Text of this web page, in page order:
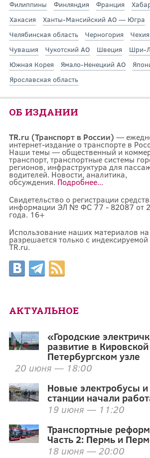
Филиппины
Финляндия Франция
Хакасия
Ханты-Мансийский АО — Югра
Челябинская область
Черногория Чехия
Чувашия
Чукотский АО Швеция Шри-
Южная Корея
Ямало-Ненецкий АО
Ярославская область
ОБ ИЗДАНИИ
TR.ru (Транспорт в России) —
интернет-издание о транспорте в
Наши темы — общественный и
транспорт, транспортные системы
регионов, инфраструктура для
водителей. Новости, аналитика,
обсуждения. Подробнее...
Свидетельство о регистрации
информации ЭЛ № ФС 77 - 82087 от 2
года. 16+
Использование наших материалов на
разрешается только с
TR.ru.
АКТУАЛЬНОЕ
«Городские
развитие в
Петербургском узле
20 июня — 18:00
Новые электробусы
станции начали
19 июня — 11:20
Транспортные
Часть 2: Пермь и
18 июня — 20:00